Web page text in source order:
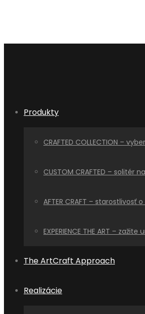
Produkty
CRAFTED COLLECTION –
CUSTOM CRAFTED – solitér
AFTER CRAFT – starostlivosť
EXPERIENCE THE ART –
The ArtCraft Approach
Realizácie